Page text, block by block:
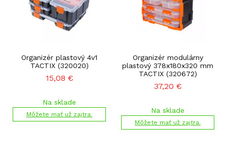
Organizér plastový 4v1
TACTIX (320020)
15,08 €
Na sklade
Môžete mať už zajtra.
Organizér modulárny
plastový 378x180x320 mm
TACTIX (320672)
37,20 €
Na sklade
Môžete mať už zajtra.